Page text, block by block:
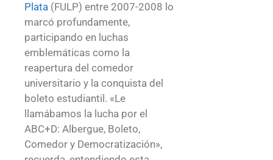
Plata (FULP) entre 2007-2008 lo
marcó profundamente,
participando en luchas
emblemáticas como la
reapertura del comedor
universitario y la conquista del
boleto estudiantil. «Le
llamábamos la lucha por el
ABC+D: Albergue, Boleto,
Comedor y Democratización»,